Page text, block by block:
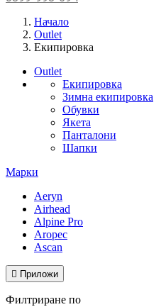
Начало
Outlet
Екипировка
Outlet
Екипировка
Зимна екипировка
Обувки
Якета
Панталони
Шапки
Марки
Aeryn
Airhead
Alpine Pro
Aropec
Ascan
 Приложи
Филтриране по